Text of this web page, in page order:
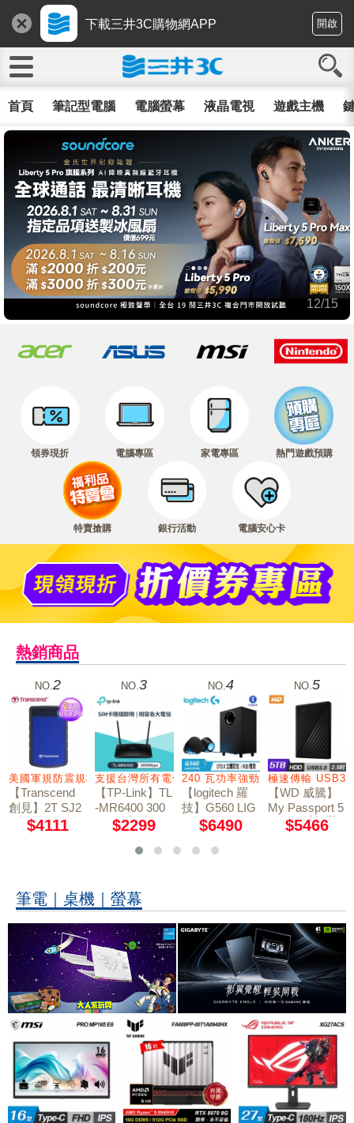
下載三井3C購物網APP 開啟
首頁 筆記型電腦 電腦螢幕 液晶電視 遊戲主機
12/15
領券現折 電腦專區 家電專區 熱門遊戲預購
特賣搶購 銀行活動 電腦安心卡
熱銷商品
號
NO. 2
美國軍規防震規格
【Transcend
創見】2T SJ2
5H3B USB3.0
軍規防震硬碟
$4111
NO.3
支援台灣所有電信業者
【TP-Link】TL
-MR6400 300
Mbps 無線 N 4
G LTE路由器
$2299
NO. 4
240 瓦功率強勁音效
【logitech 羅
技】G560 LIG
HTSYNC PC
電競音箱系統
$6490
NO.5
極速傳輸
【WD 威騰】
My Passport 5
TB 2.5吋行動
硬碟-黑
$5466
筆電｜桌機｜螢幕